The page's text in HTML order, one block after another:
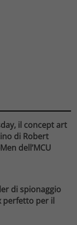
il concept art
di Robert
dell’MCU
di spionaggio
perfetto per il